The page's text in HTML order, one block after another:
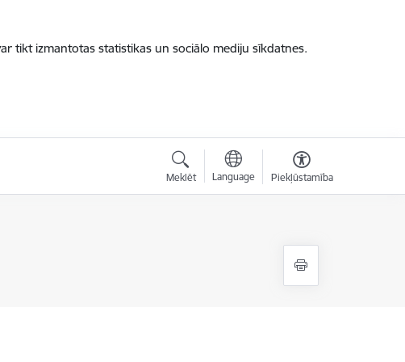
tikt izmantotas statistikas un sociālo mediju sīkdatnes.
Meklēt Language Piekļūstamība